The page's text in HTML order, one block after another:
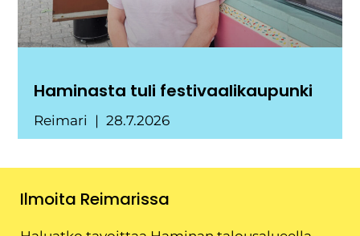
Haminasta tuli festivaalikaupunki
Reimari 28.7.2026
Ilmoita Reimarissa